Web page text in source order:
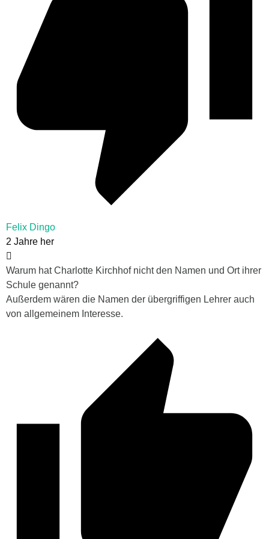
Felix Dingo
2 Jahre her
Warum hat Charlotte Kirchhof nicht den Namen und Ort ihrer
Schule genannt?
Außerdem wären die Namen der übergriffigen Lehrer auch
von allgemeinem Interesse.